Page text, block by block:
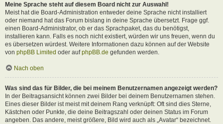
Meine Sprache steht auf diesem Board nicht zur Auswahl!
Meist hat die Board-Administration entweder deine Sprache nicht installiert
oder niemand hat das Forum bislang in deine Sprache übersetzt. Frage ggf.
einen Board-Administrator, ob er das Sprachpaket, das du benötigst,
installieren kann. Falls es noch nicht existiert, würden wir uns freuen, wenn du
es übersetzen würdest. Weitere Informationen dazu können auf der Website
von phpBB Limited oder aufphpBB.de gefunden werden.
Nach oben
Was sind das für Bilder, die bei meinem Benutzernamen angezeigt werden?
In der Beitragsansicht können zwei Bilder bei deinem Benutzernamen stehen.
Eines dieser Bilder ist meist mit deinem Rang verknüpft: Oft sind dies Sterne,
Kästchen oder Punkte, die deine Beitragszahl oder deinen Status im Forum
angeben. Das andere, meist größere, Bild wird auch als „Avatar“ bezeichnet.